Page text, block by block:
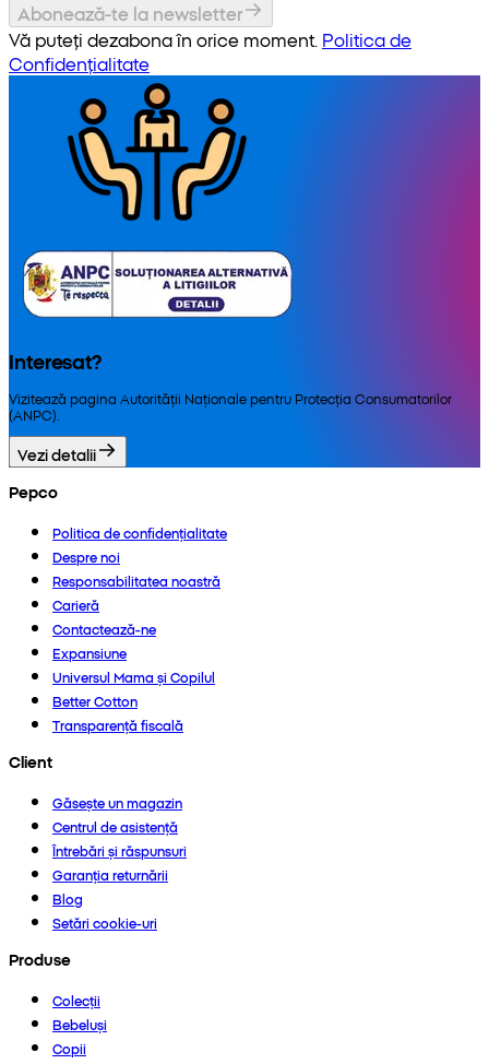
Abonează-te la newsletter
Vă puteți dezabona în orice moment. Politica de
Confidențialitate
Interesat?
Vizitează pagina Autorității Naționale pentru Protecția Consumatorilor
(ANPC).
Vezi detalii
Pepco
Politica de confidențialitate
Despre noi
Responsabilitatea noastră
Carieră
Contactează-ne
Expansiune
Universul Mama și Copilul
Better Cotton
Transparență fiscală
Client
Găsește un magazin
Centrul de asistență
Întrebări și răspunsuri
Garanția returnării
Blog
Setări cookie-uri
Produse
Colecții
Bebeluși
Copii